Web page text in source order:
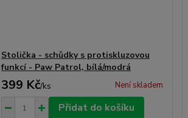
Stolička - schůdky s protiskluzovou
funkcí - Paw Patrol, bílá/modrá
399 Kč/ks Není skladem
Přidat do košíku